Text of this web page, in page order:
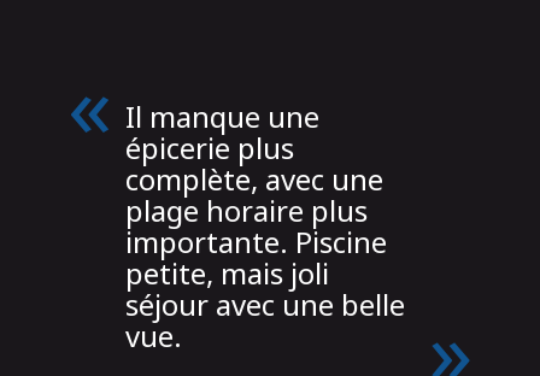
Il manque une
épicerie plus
complète, avec une
plage horaire plus
importante. Piscine
petite, mais joli
séjour avec une belle
vue.